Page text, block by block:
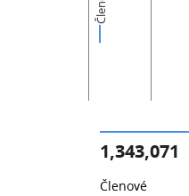
1,343,071
Členové